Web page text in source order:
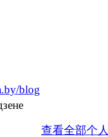
blog
查看全部个